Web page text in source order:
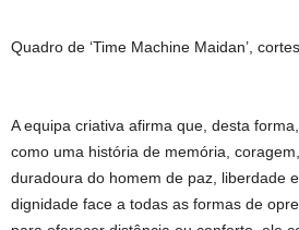
Quadro de ‘Time Machine Maidan’,
A equipa criativa afirma que, desta
como uma história de memória,
duradoura do homem de paz, liberdade
dignidade face a todas as formas de